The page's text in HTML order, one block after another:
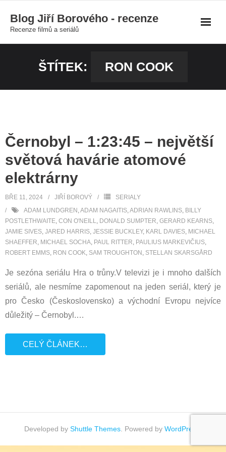
content
Blog Jiří Borového - recenze
Recenze filmů a seriálů
ŠTÍTEK: RON COOK
Černobyl – 1:23:45 – největší
světová havárie atomové
elektrárny
BŘE 11, 2024 JIŘÍ BOROVÝ
SERIALY
ADAM LUNDGREN ,ADAM NAGAITIS,ADRIAN RAWLINS, BILLY
POSTLETHWAITE, CON O'NEILL, DONALD SUMPTER, GERARD KEARNS,
JAMIE SIVES, JARED HARRIS, JESSIE BUCKLEY, KARL DAVIES, MICHAEL
SHAEFFER, MICHAEL SOCHA, PAUL RITTER, PAULIUS MARKEVIČIUS,
ROBERT EMMS, RON COOK, SAM TROUGHTON , STELLAN SKARSGÅRD
Je sezóna seriálu Hra o trůny.V televizi je i mnoho dalších
seriálů, ale nesmíme zapomenout na jeden seriál, který je
pro Česko (Československo) a východní Evropu nejvíce
důležitý – Černobyl.…
CELÝ ČLÁNEK…
Developed by Shuttle Themes . Powered by WordPress